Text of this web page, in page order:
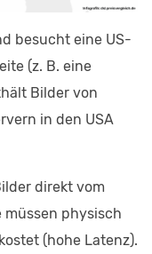
besucht eine US-
(z. B. eine
Bilder von
in den USA
direkt vom
müssen physisch
(hohe Latenz).